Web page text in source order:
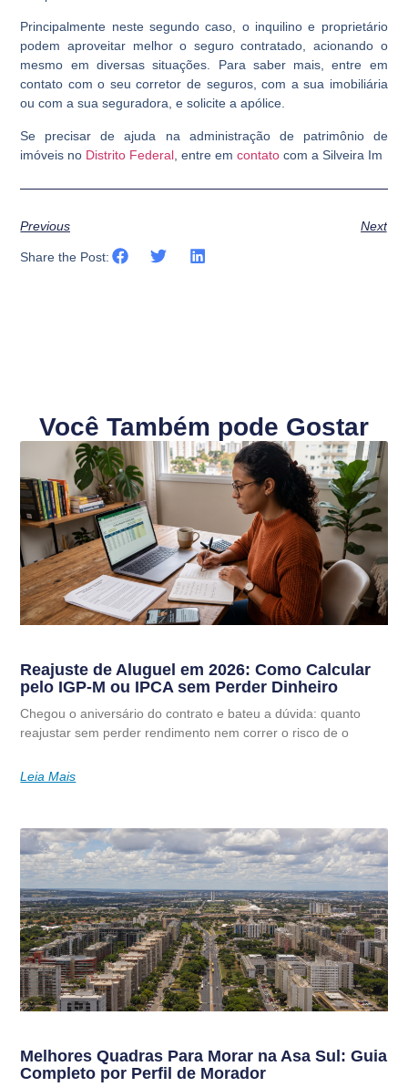
Principalmente neste segundo caso, o inquilino e proprietário
podem aproveitar melhor o seguro contratado, acionando o
mesmo em diversas situações. Para saber mais, entre em
contato com o seu corretor de seguros, com a sua imobiliária
ou com a sua seguradora, e solicite a apólice.
Se precisar de ajuda na administração de patrimônio de
imóveis no Distrito Federal , entre emcontato com a Silveira Im
Previous Next
Share the Post:
Você Também pode Gostar
Reajuste de Aluguel em 2026: Como Calcular
pelo IGP-M ou IPCA sem Perder Dinheiro
Chegou o aniversário do contrato e bateu a dúvida: quanto
reajustar sem perder rendimento nem correr o risco de o
Leia Mais
Melhores Quadras Para Morar na Asa Sul: Guia
Completo por Perfil de Morador